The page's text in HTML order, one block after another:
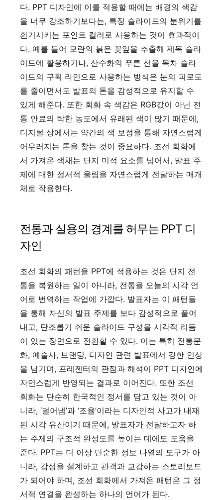
다. PPT 디자인에 이를 적용할 때에는 배경의 색감
을 너무 강조하기보다는, 특정 슬라이드의 분위기를
환기시키는 포인트 컬러로 사용하는 것이 효과적이
다. 예를 들어 모란의 붉은 꽃잎을 추출해 제목 슬라
이드에 활용하거나, 산수화의 푸른 선을 목차 슬라
이드의 구획 라인으로 사용하는 방식은 눈의 피로도
를 줄이면서도 발표의 톤을 감성적으로 유지할 수
있게 해준다. 또한 회화 속 색감은 RGB값이 아닌 전
통 안료의 탁한 농도에서 유래된 색이 많기 때문에,
디지털 상에서는 약간의 색 보정을 통해 자연스럽게
어우러지는 톤을 찾는 것이 중요하다. 조선 회화에
서 가져온 색채는 단지 미적 요소를 넘어서, 발표 주
제에 대한 정서적 울림을 자연스럽게 전달하는 매개
체로 작용한다.
전통과 실용의 경계를 허무는 PPT 디
자인
조선 회화의 패턴을 PPT에 적용하는 것은 단지 전
통을 복원하는 일이 아니라, 전통을 오늘의 시각 언
어로 번역하는 작업에 가깝다. 발표자는 이 패턴들
을 통해 자신의 발표 주제를 보다 감성적으로 풀어
내고, 단조롭기 쉬운 슬라이드 구성을 시각적 리듬
이 있는 장면으로 전환할 수 있다. 이는 특히 전통문
화, 예술사, 브랜딩, 디자인 관련 발표에서 강한 인상
을 남기며, 프레젠터의 관점과 해석이 PPT 디자인에
자연스럽게 반영되는 결과로 이어진다. 또한 조선
회화는 단순히 한국적인 정서를 담고 있는 것이 아
니라, ‘덜어냄’과 ‘조율’이라는 디자인적 사고가 내재
된 시각 유산이기 때문에, 발표자가 전달하고자 하
는 주제의 구조적 완성도를 높이는 데에도 도움을
준다. PPT는 더 이상 단순한 정보 나열의 도구가 아
니라, 감성을 설계하고 관객과 교감하는 스토리보드
가 되어야 하며, 조선 회화에서 가져온 패턴은 그 정
서적 연결을 완성하는 하나의 언어가 된다.